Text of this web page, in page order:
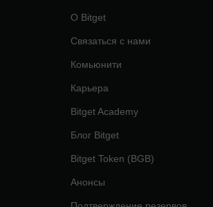
О Bitget
Связаться с нами
Комьюнити
Карьера
Bitget Academy
Блог Bitget
Bitget Token (BGB)
Анонсы